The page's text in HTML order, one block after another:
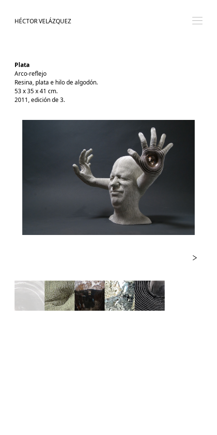
HÉCTOR VELÁZQUEZ
Plata
Arco-reflejo
Resina, plata e hilo de algodón.
53 x 35 x 41 cm.
2011, edición de 3.